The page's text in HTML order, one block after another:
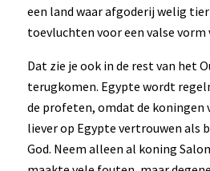
een land waar afgoderij welig
toevluchten voor een valse vorm
Dat zie je ook in de rest van het
terugkomen. Egypte wordt
de profeten, omdat de koningen
liever op Egypte vertrouwen als
God. Neem alleen al koning